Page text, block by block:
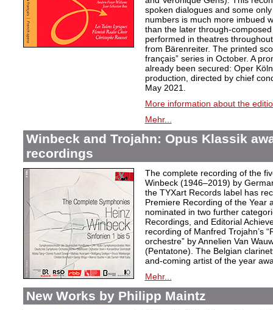
spoken dialogues and some
numbers is much more imbued
than the later through-
performed in theatres
from Bärenreiter. The printed
français” series in October. A
already been secured: Oper
production, directed by chief
May 2021.
More information about the
Mehr...
Winbeck and Trojahn: Opus Klassik
recordings
The complete recording of the
Winbeck (1946–2019) by
the TYXart Records label has
Premiere Recording of the Year
nominated in two further
Recordings, and Editorial
recording of Manfred Trojahn’s
orchestre” by Annelien Van
(Pentatone). The Belgian
and-coming artist of the year
Mehr...
New Works by Philipp Maintz